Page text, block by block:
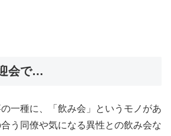
会で…
一種に、「飲み会」というモノがあ
う同僚や気になる異性との飲み会な